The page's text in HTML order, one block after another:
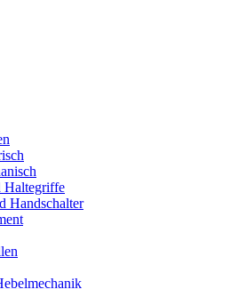
Haltegriffe
Handschalter